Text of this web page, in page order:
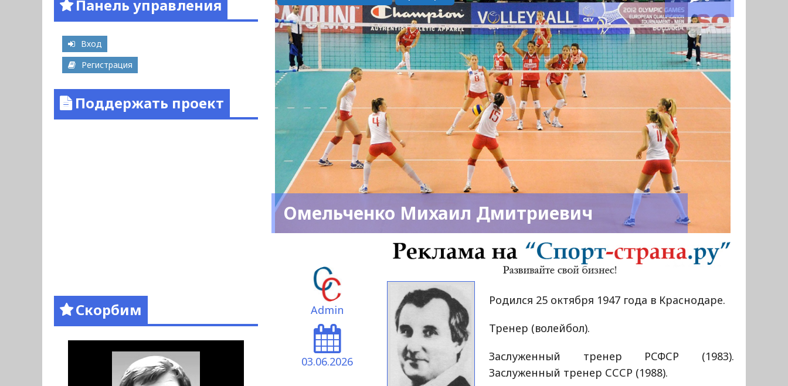
Омельченко Михаил Дмитриевич
Admin
03.06.2026
Родился 25 октября 1947 года в Краснодаре.
Тренер (волейбол).
Заслуженный тренер РСФСР (1983).
Заслуженный тренер СССР (1988).
Панель управления
Вход
Регистрация
Поддержать проект
Скорбим